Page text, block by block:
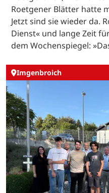
Roetgener Blätter hatte
Jetzt sind sie wieder da.
Dienst« und lange Zeit
dem Wochenspiegel:
Imgenbroich